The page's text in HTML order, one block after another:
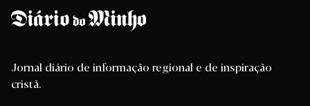
Jornal diário de informação regional e de inspiração
cristã.